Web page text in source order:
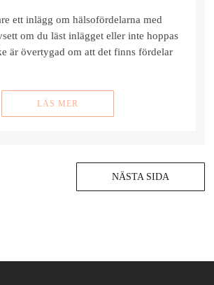
ett inlägg om hälsofördelarna med
om du läst inlägget eller inte hoppas
är övertygad om att det finns fördelar
LÄS MER
NÄSTA SIDA